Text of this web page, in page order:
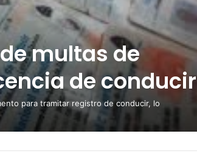
multas de
de conducir
para tramitar registro de conducir, lo